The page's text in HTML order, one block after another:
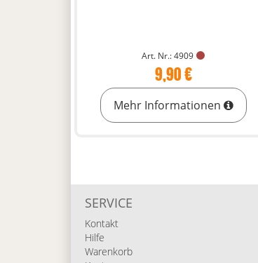
Art. Nr.: 4909
9,90 €
Mehr Informationen
SERVICE
Kontakt
Hilfe
Warenkorb